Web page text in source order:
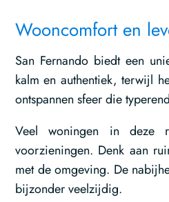
Wooncomfort en
San Fernando biedt een
kalm en authentiek, terwijl
ontspannen sfeer die
Veel woningen in deze
voorzieningen. Denk aan
met de omgeving. De
bijzonder veelzijdig.